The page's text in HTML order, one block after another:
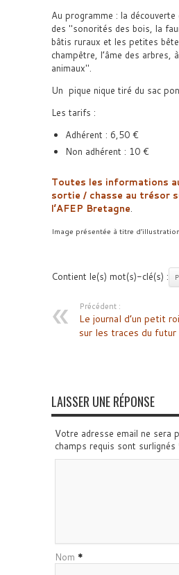
Au programme : la
des
sonorités des bois, la
bâtis ruraux et les petites
champêtre, l’âme des arbres,
animaux .
Un pique nique tiré du sac
Les tarifs :
Adhérent : 6,50 €
Non adhérent : 10 €
Toutes les informations
sortie / chasse au trésor
l’AFEP Bretagne.
Image présentée à titre d’illustration
Contient le(s) mot(s)-clé(s) :
Précédent :
Le journal d’un petit
sur les traces du
LAISSER UNE RÉPONSE
Votre adresse email ne sera
champs requis sont surlignés
Nom *